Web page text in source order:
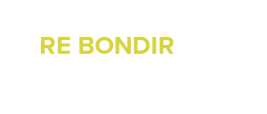
RE BONDIR